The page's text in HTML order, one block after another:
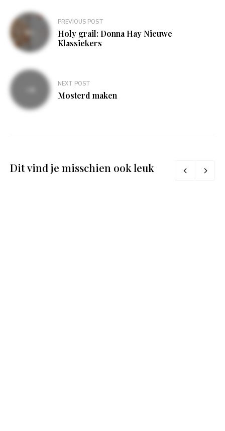
Bericht
navigatie
PREVIOUS POST
Holy grail: Donna Hay Nieuwe
Klassiekers
NEXT POST
Mosterd maken
Dit vind je misschien ook leuk